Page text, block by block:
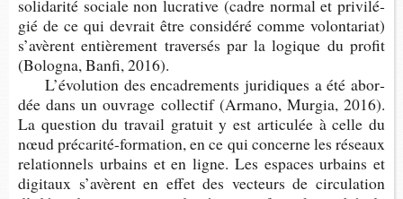
soli­da­rité sociale non lucra­tive (cadre nor­mal et pri­vi­lé­
gié de ce qui devrait être consi­déré comme volon­ta­riat)
s’avèrent entiè­re­ment tra­ver­sés par la logique du pro­fit
(Bolo­gna, Banfi, 2016).
L’évo­lu­tion des enca­dre­ments juri­diques a été abor­
dée dans un ouvrage col­lec­tif (Armano, Mur­gia, 2016).
La ques­tion du tra­vail gra­tuit y est arti­cu­lée à celle du
nœud précarité-​formation, en ce qui concerne les réseaux
rela­tion­nels urbains et en ligne. Les espaces urbains et
digi­taux s’avèrent en effet des vec­teurs de cir­cu­la­tion